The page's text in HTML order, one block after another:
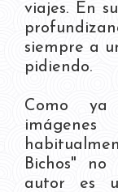
viajes. En
siempre a
pidiendo.
Como ya
Bichos"
autor es